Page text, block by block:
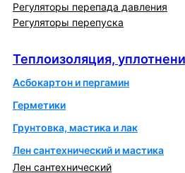
Регуляторы перепада давления
Регуляторы перепуска
Теплоизоляция,
Асбокартон и пергамин
Герметики
Грунтовка, мастика и лак
Лен сантехнический и мастика
Лен сантехнический